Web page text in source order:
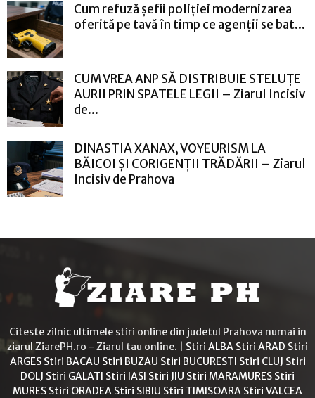
Cum refuză șefii poliției modernizarea
oferită pe tavă în timp ce agenții se bat...
CUM VREA ANP SĂ DISTRIBUIE STELUȚE
AURII PRIN SPATELE LEGII – Ziarul Incisiv
de...
DINASTIA XANAX, VOYEURISM LA
BĂICOI ȘI CORIGENȚII TRĂDĂRII – Ziarul
Incisiv de Prahova
Citeste zilnic ultimele stiri online din judetul Prahova numai in
ziarul ZiarePH.ro - Ziarul tau online. | Stiri ALBA Stiri ARAD Stiri
ARGES Stiri BACAU Stiri BUZAU Stiri BUCURESTI Stiri CLUJ Stiri
DOLJ Stiri GALATI Stiri IASI Stiri JIU Stiri MARAMURES Stiri
MURES Stiri ORADEA Stiri SIBIU Stiri TIMISOARA Stiri VALCEA